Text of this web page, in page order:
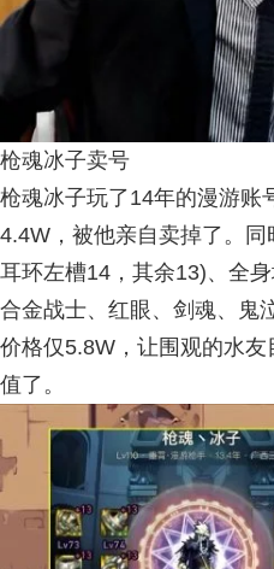
枪魂冰子卖号
枪魂冰子玩了14年的漫游账
4.4W，被他亲自卖掉了。
耳环左槽14，其余13)、全身
合金战士、红眼、剑魂、鬼
价格仅5.8W，让围观的水
值了。